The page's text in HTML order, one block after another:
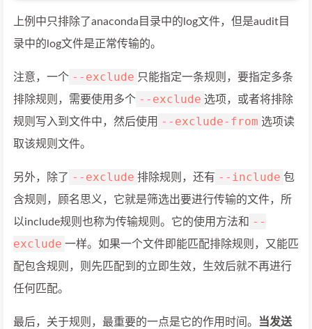
上例中只排除了anaconda目录中的log文件，但是audit目
录中的log文件是正常传输的。
注意，一个 --exclude 只能指定一条规则，要指定多条
排除规则，需要使用多个 --exclude 选项，或者将排除
规则写入到文件中，然后使用 --exclude-from 选项读
取该规则文件。
另外，除了 --exclude 排除规则，还有 --include 包
含规则，顾名思义，它就是筛选出要进行传输的文件，所
以include规则也称为传输规则。它的使用方法和 --
exclude 一样。如果一个文件即能匹配排除规则，又能匹
配包含规则，则先匹配到的立即生效，生效后就不再进行
任何匹配。
最后，关于规则，最重要的一点是它的作用时间。
当发送